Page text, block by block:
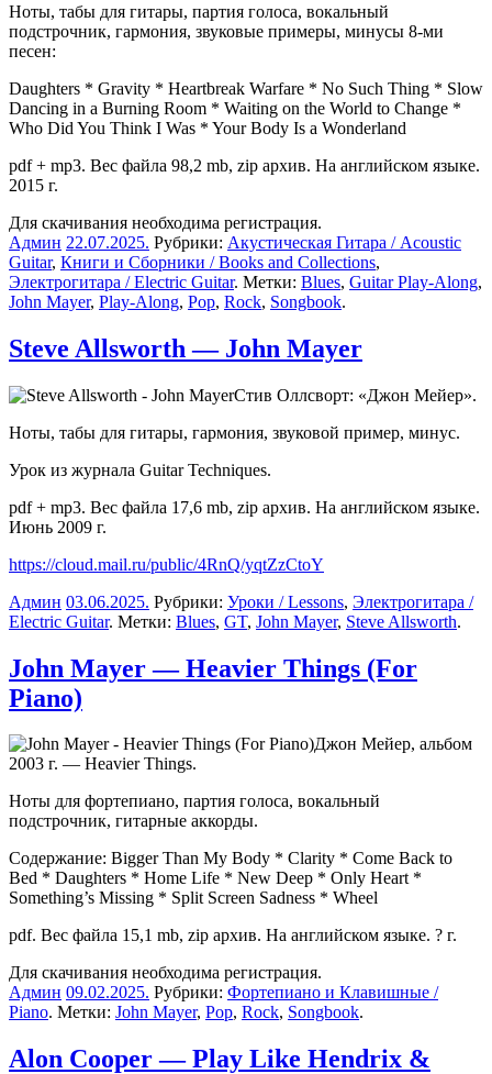
Ноты, табы для гитары, партия голоса, вокальный
подстрочник, гармония, звуковые примеры, минусы 8-ми
песен:
Daughters * Gravity * Heartbreak Warfare * No Such Thing * Slow
Dancing in a Burning Room * Waiting on the World to Change *
Who Did You Think I Was * Your Body Is a Wonderland
pdf + mp3. Вес файла 98,2 mb, zip архив. На английском языке.
2015 г.
Для скачивания необходима регистрация.
Админ 22.07.2025. Рубрики: Акустическая Гитара / Acoustic
Guitar, Книги и Сборники / Books and Collections,
Электрогитара / Electric Guitar. Метки: Blues, Guitar Play-Along,
John Mayer, Play-Along, Pop, Rock, Songbook.
Steve Allsworth — John Mayer
Стив Оллсворт: «Джон Мейер».
Ноты, табы для гитары, гармония, звуковой пример, минус.
Урок из журнала Guitar Techniques.
pdf + mp3. Вес файла 17,6 mb, zip архив. На английском языке.
Июнь 2009 г.
https://cloud.mail.ru/public/4RnQ/yqtZzCtoY
Админ 03.06.2025. Рубрики: Уроки / Lessons, Электрогитара /
Electric Guitar. Метки: Blues, GT, John Mayer, Steve Allsworth.
John Mayer — Heavier Things (For
Piano)
Джон Мейер, альбом
2003 г. — Heavier Things.
Ноты для фортепиано, партия голоса, вокальный
подстрочник, гитарные аккорды.
Содержание: Bigger Than My Body * Clarity * Come Back to
Bed * Daughters * Home Life * New Deep * Only Heart *
Something’s Missing * Split Screen Sadness * Wheel
pdf. Вес файла 15,1 mb, zip архив. На английском языке. ? г.
Для скачивания необходима регистрация.
Админ 09.02.2025. Рубрики: Фортепиано и Клавишные /
Piano. Метки: John Mayer, Pop, Rock, Songbook.
Alon Cooper — Play Like Hendrix &